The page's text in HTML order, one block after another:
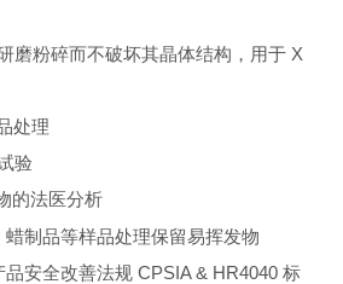
磨粉碎而不破坏其晶体结构，用于 X
处理
验
的法医分析
制品等样品处理保留易挥发物
安全改善法规 CPSIA & HR4040 标